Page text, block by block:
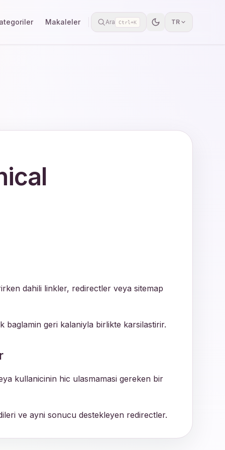
Makaleler Ara Ctrl+K TR
dahili linkler, redirectler veya sitemap
baglamin geri kalaniyla birlikte karsilastirir.
kullanicinin hic ulasmamasi gereken bir
ve ayni sonucu destekleyen redirectler.